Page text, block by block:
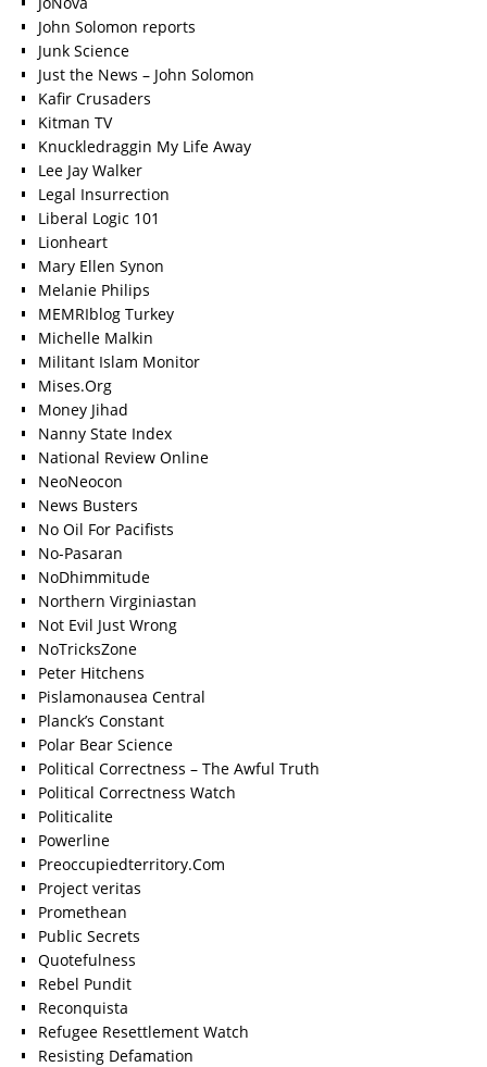
John Solomon reports
Junk Science
Just the News – John Solomon
Kafir Crusaders
Kitman TV
Knuckledraggin My Life Away
Lee Jay Walker
Legal Insurrection
Liberal Logic 101
Lionheart
Mary Ellen Synon
Melanie Philips
MEMRIblog Turkey
Michelle Malkin
Militant Islam Monitor
Mises.Org
Money Jihad
Nanny State Index
National Review Online
NeoNeocon
News Busters
No Oil For Pacifists
No-Pasaran
NoDhimmitude
Northern Virginiastan
Not Evil Just Wrong
NoTricksZone
Peter Hitchens
Pislamonausea Central
Planck’s Constant
Polar Bear Science
Political Correctness – The Awful Truth
Political Correctness Watch
Politicalite
Powerline
Preoccupiedterritory.Com
Project veritas
Promethean
Public Secrets
Quotefulness
Rebel Pundit
Reconquista
Refugee Resettlement Watch
Resisting Defamation